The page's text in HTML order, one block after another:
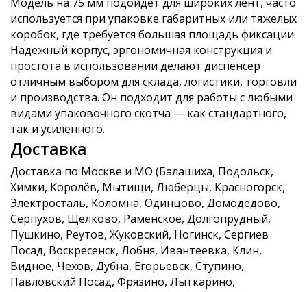
используется при упаковке габаритных или тяжелых
коробок, где требуется большая площадь фиксации.
Надежный корпус, эргономичная конструкция и
простота в использовании делают диспенсер
отличным выбором для склада, логистики, торговли
и производства. Он подходит для работы с любыми
видами упаковочного скотча — как стандартного,
так и усиленного.
Доставка
Доставка по Москве и МО (Балашиха, Подольск,
Химки, Королёв, Мытищи, Люберцы, Красногорск,
Электросталь, Коломна, Одинцово, Домодедово,
Серпухов, Щёлково, Раменское, Долгопрудный,
Пушкино, Реутов, Жуковский, Ногинск, Сергиев
Посад, Воскресенск, Лобня, Ивантеевка, Клин,
Видное, Чехов, Дубна, Егорьевск, Ступино,
Павловский Посад, Фрязино, Лыткарино,